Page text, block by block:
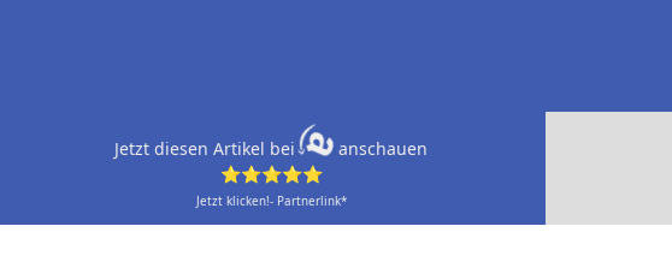
Jetzt diesen Artikel bei
anschauen
⭐⭐⭐⭐⭐
Jetzt klicken!- Partnerlink*